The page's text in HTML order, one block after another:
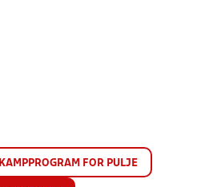
KAMPPROGRAM FOR PULJE